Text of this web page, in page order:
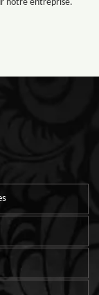
notre entreprise.